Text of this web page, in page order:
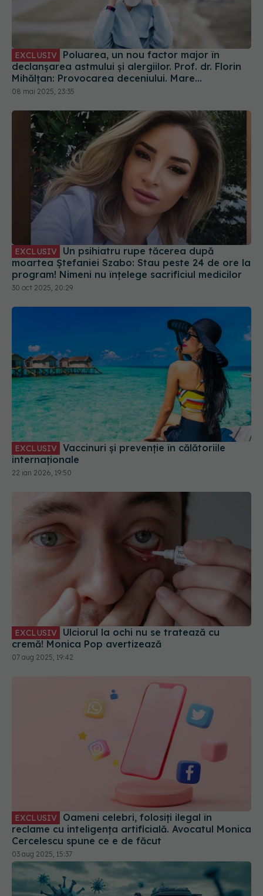
declanșarea astmului și alergiilor. Prof. dr. Florin
Mihălțan: Provocarea deceniului. Mare
amenințare
08 mai 2025, 23:35
EXCLUSIV
moartea Ștefaniei Szabo: Stau peste 24 de ore la
program! Nimeni nu înțelege sacrificiul medicilor
30 oct 2025, 20:29
EXCLUSIV Vaccinuri și prevenție în călătoriile
internaționale
22 ian 2026, 19:50
EXCLUSIV
cremă! Monica Pop avertizează
07 aug 2025, 19:42
reclame cu inteligența artificială. Avocatul Monica
Cercelescu spune ce e de făcut
03 aug 2025, 15:37